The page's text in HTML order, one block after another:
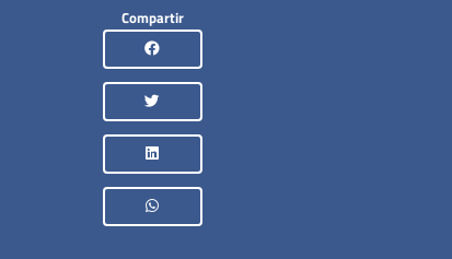
Compartir